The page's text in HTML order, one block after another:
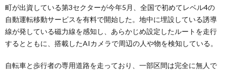
町が出資している第3セクターが今年5月、全国で初めてレベル4の
自動運転移動サービスを有料で開始した。地中に埋設している誘導
線が発している磁力線を感知し、あらかじめ設定したルートを走行
するとともに、搭載したAIカメラで周辺の人や物を検知している。
自転車と歩行者の専用道路を走っており、一部区間は完全に無人で